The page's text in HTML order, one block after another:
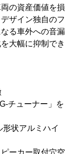
の資産価値を損
ザイン独自のフ
る車外への音漏
大幅に抑制でき
チューナー」を
状アルミハイ
ーカー取付穴空